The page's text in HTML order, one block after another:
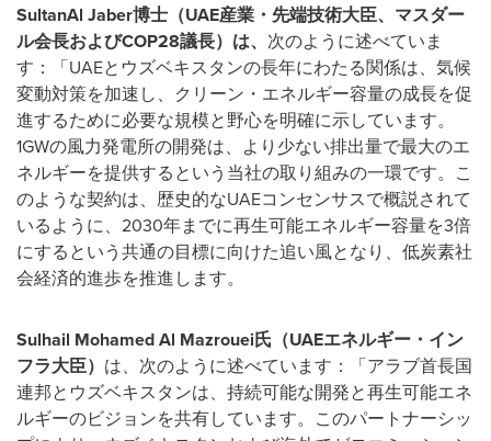
SultanAl Jaber博士（UAE産業・先端技術大臣、マスダー
ル会長およびCOP28議長）は、 次のように述べていま
す：「UAEとウズベキスタンの長年にわたる関係は、気候
変動対策を加速し、クリーン・エネルギー容量の成長を促
進するために必要な規模と野心を明確に示しています。
1GWの風力発電所の開発は、より少ない排出量で最大のエ
ネルギーを提供するという当社の取り組みの一環です。こ
のような契約は、歴史的なUAEコンセンサスで概説されて
いるように、2030年までに再生可能エネルギー容量を3倍
にするという共通の目標に向けた追い風となり、低炭素社
会経済的進歩を推進します。
Sulhail Mohamed Al Mazrouei氏（UAEエネルギー・イン
フラ大臣） は、次のように述べています：「アラブ首長国
連邦とウズベキスタンは、持続可能な開発と再生可能エネ
ルギーのビジョンを共有しています。このパートナーシッ